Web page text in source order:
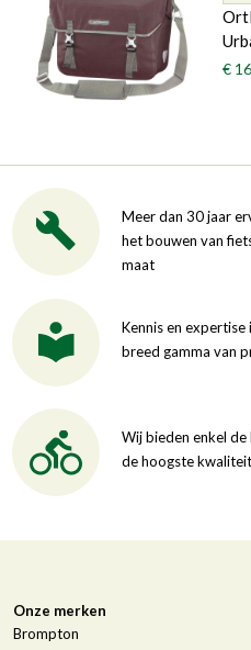
€
Meer dan 30 jaar
het bouwen van
maat
Kennis en expertise
breed gamma van
Wij bieden enkel de
de hoogste
Onze merken
Brompton